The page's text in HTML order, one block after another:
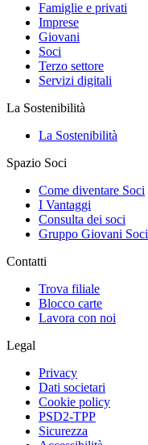
Famiglie e privati
Imprese
Giovani
Soci
Terzo settore
Servizi digitali
La Sostenibilità
La Sostenibilità
Spazio Soci
Come diventare Soci
I Vantaggi
Consulta dei soci
Gruppo Giovani Soci
Contatti
Trova filiale
Blocco carte
Lavora con noi
Legal
Privacy
Dati societari
Cookie policy
PSD2-TPP
Sicurezza